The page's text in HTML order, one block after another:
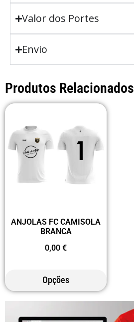
Valor dos Portes
Envio
Produtos Relacionados
ANJOLAS FC CAMISOLA
BRANCA
0,00 €
Opções